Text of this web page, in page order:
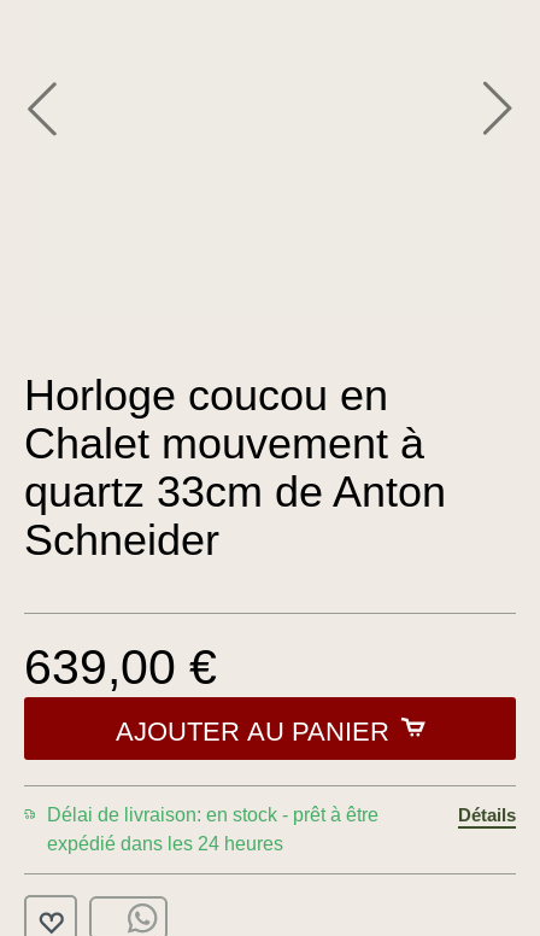
Horloge coucou en
Chalet mouvement à
quartz 33cm de Anton
Schneider
639,00 €
AJOUTER AU PANIER
Délai de livraison: en stock - prêt à être
expédié dans les 24 heures
Détails